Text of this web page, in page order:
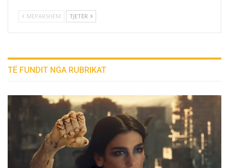
MËPARSHËM TJETËR
TË FUNDIT NGA RUBRIKAT